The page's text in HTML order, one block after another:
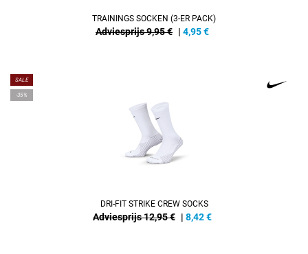
TRAININGS SOCKEN (3-ER PACK)
Adviesprijs 9,95 € | 4,95€
SALE
-35%
DRI-FIT STRIKE CREW SOCKS
Adviesprijs 12,95 € | 8,42€